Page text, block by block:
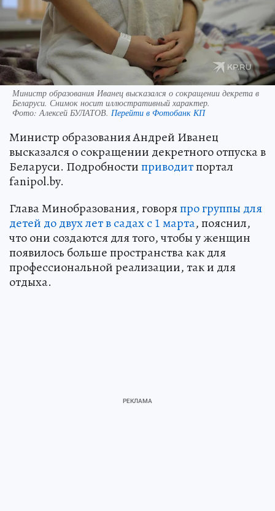
Министр образования Иванец высказался о сокращении декрета в
Беларуси. Снимок носит иллюстративный характер.
Фото:Алексей БУЛАТОВ. Перейти в Фотобанк КП
Министр образования Андрей Иванец
высказался о сокращении декретного отпуска в
Беларуси. Подробностиприводитпортал
fanipol.by.
Глава Минобразования, говоряпро группы для
детей до двух лет в садах с 1 марта, пояснил,
что они создаются для того, чтобы у женщин
появилось больше пространства как для
профессиональной реализации, так и для
отдыха.